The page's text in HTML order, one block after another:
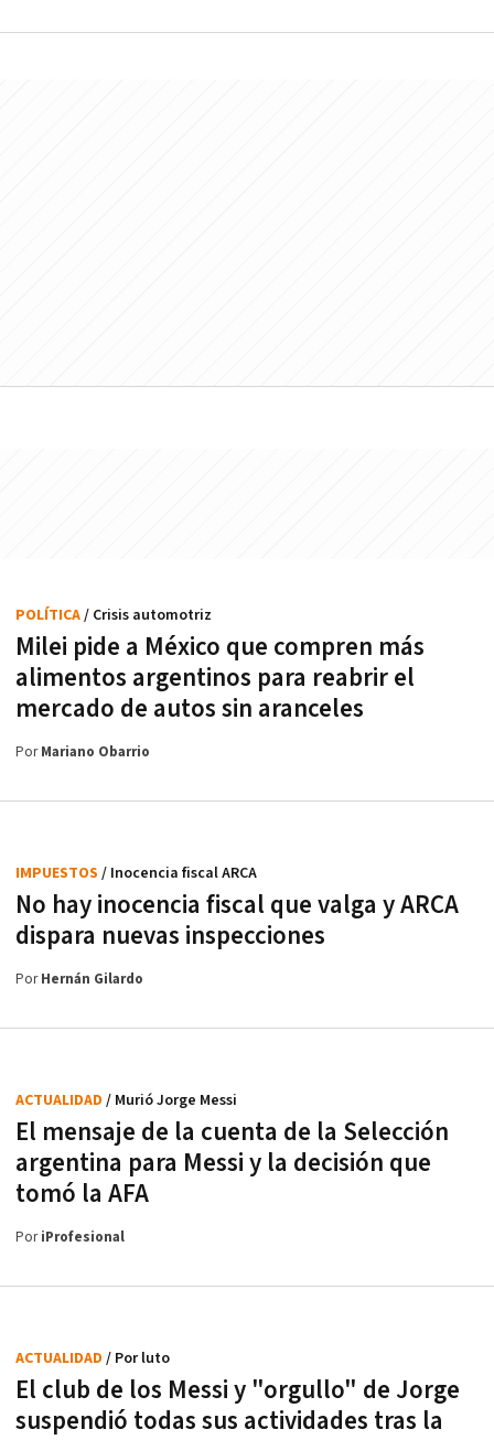
Milei pide a México que compren más
alimentos argentinos para reabrir el
mercado de autos sin aranceles
POLÍTICA/ Crisis automotriz
PorMariano Obarrio
No hay inocencia fiscal que valga y ARCA
dispara nuevas inspecciones
IMPUESTOS / Inocencia fiscal ARCA
PorHernán Gilardo
El mensaje de la cuenta de la Selección
argentina para Messi y la decisión que
tomó la AFA
ACTUALIDAD / Murió Jorge Messi
PoriProfesional
El club de los Messi y "orgullo" de Jorge
suspendió todas sus actividades tras la
ACTUALIDAD / Por luto